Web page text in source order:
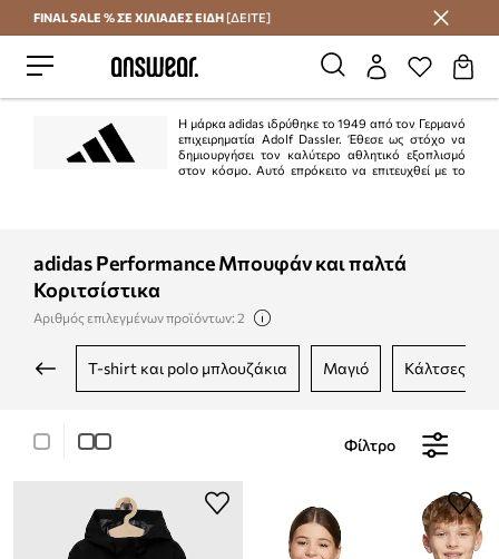
Εξοικονομήστε με το Answear Club
FINAL SALE % ΣΕ ΧΙΛΙΑΔΕΣ ΕΙΔΗ [ΔΕΙΤΕ]
Η μάρκα adidas ιδρύθηκε το 1949 από τον Γερμανό
επιχειρηματία Adolf Dassler. Έθεσε ως στόχο να
δημιουργήσει τον καλύτερο αθλητικό εξοπλισμό
στον κόσμο. Αυτό επρόκειτο να επιτευχθεί με το
adidas Performance Μπουφάν και παλτά
Κοριτσίστικα
Αριθμός επιλεγμένων προϊόντων: 2
t-shirt και polo μπλουζάκια μαγιό κάλτσες
Φίλτρο